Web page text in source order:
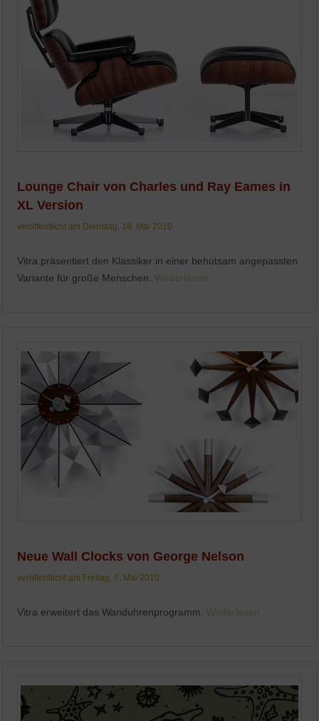
Lounge Chair von Charles und Ray Eames in
XL Version
veröffentlicht am Dienstag, 18. Mai 2010
Vitra präsentiert den Klassiker in einer behutsam angepassten
Variante für große Menschen.Weiterlesen
Neue Wall Clocks von George Nelson
veröffentlicht am Freitag, 7. Mai 2010
Vitra erweitert das Wanduhrenprogramm.Weiterlesen